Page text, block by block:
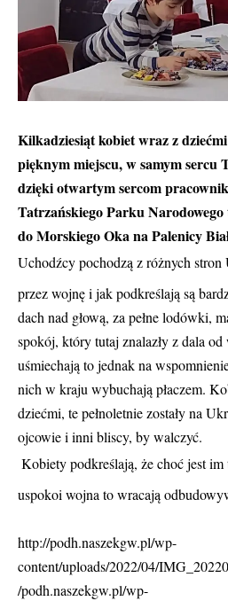
Kilkadziesiąt kobiet wraz z
pięknym miejscu, w samym sercu
dzięki otwartym sercom
Tatrzańskiego Parku
do Morskiego Oka na Palenicy
Uchodźcy pochodzą z różnych
przez wojnę i jak podkreślają są
dach nad głową, za pełne lodówki,
spokój, który tutaj znalazły z dala
uśmiechają to jednak na
nich w kraju wybuchają płaczem.
dziećmi, te pełnoletnie zostały na
ojcowie i inni bliscy, by walczyć.
Kobiety podkreślają, że choć jest
uspokoi wojna to wracają
http://podh.naszekgw.pl/wp-
content/uploads/2022/04/
/podh.naszekgw.pl/wp-